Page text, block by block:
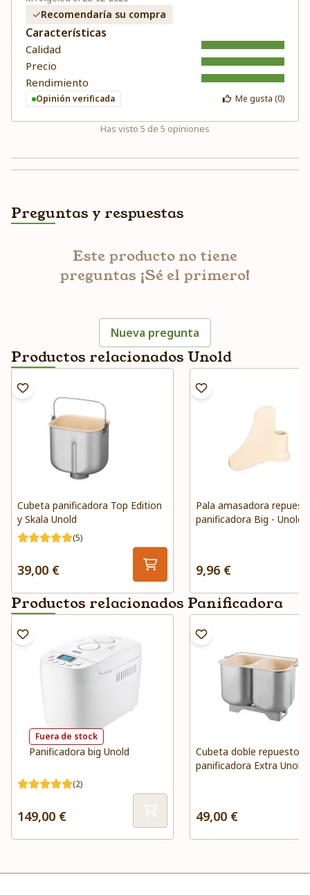
Recomendaría su compra
Características
Calidad
Precio
Rendimiento
Opinión verificada Me gusta (0)
Has visto 5 de 5 opiniones
Preguntas y respuestas
Este producto no tiene
preguntas ¡Sé el primero!
Nueva pregunta
Productos relacionados Unold
Cubeta panificadora Top Edition
y Skala Unold
(5)
39,00 €
Pala amasadora
panificadora Big - Unold
9,96 €
Productos relacionados Panificadora
Fuera de stock
Panificadora big Unold
(2)
149,00 €
Cubeta doble repuesto
panificadora Extra Unold
49,00 €